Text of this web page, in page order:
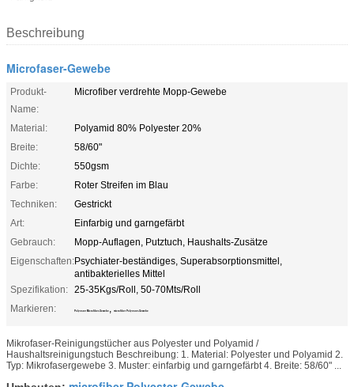
Beschreibung
Microfaser-Gewebe
Produkt-
Name:
Microfiber verdrehte Mopp-Gewebe
Material:
Polyamid 80% Polyester 20%
Breite:
58/60"
Dichte:
550gsm
Farbe:
Roter Streifen im Blau
Techniken:
Gestrickt
Art:
Einfarbig und garngefärbt
Gebrauch:
Mopp-Auflagen, Putztuch, Haushalts-Zusätze
Eigenschaften:Psychiater-beständiges, Superabsorptionsmittel,
antibakterielles Mittel
Spezifikation: 25-35Kgs/Roll, 50-70Mts/Roll
Markieren:
Polyester Microfiber-Gewebe , microfiber Polyester-Gewebe
Mikrofaser-Reinigungstücher aus Polyester und Polyamid /
Haushaltsreinigungstuch Beschreibung: 1. Material: Polyester und Polyamid 2.
Typ: Mikrofasergewebe 3. Muster: einfarbig und garngefärbt 4. Breite: 58/60" ...